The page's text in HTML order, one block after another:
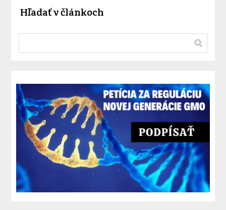
Hľadať v článkoch